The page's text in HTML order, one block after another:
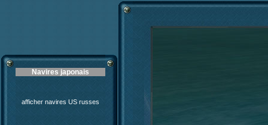
Navires japonais
afficher navires US russes